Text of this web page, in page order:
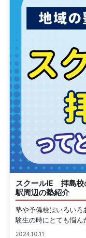
スクールIE 拝島校
駅周辺の塾紹介
塾や予備校はいろいろ
験生の時にとても悩ん
2024.10.11